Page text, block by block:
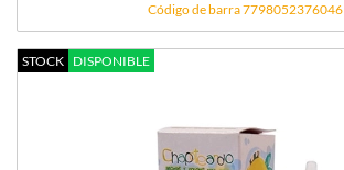
Código de barra 7798052376046
STOCK DISPONIBLE